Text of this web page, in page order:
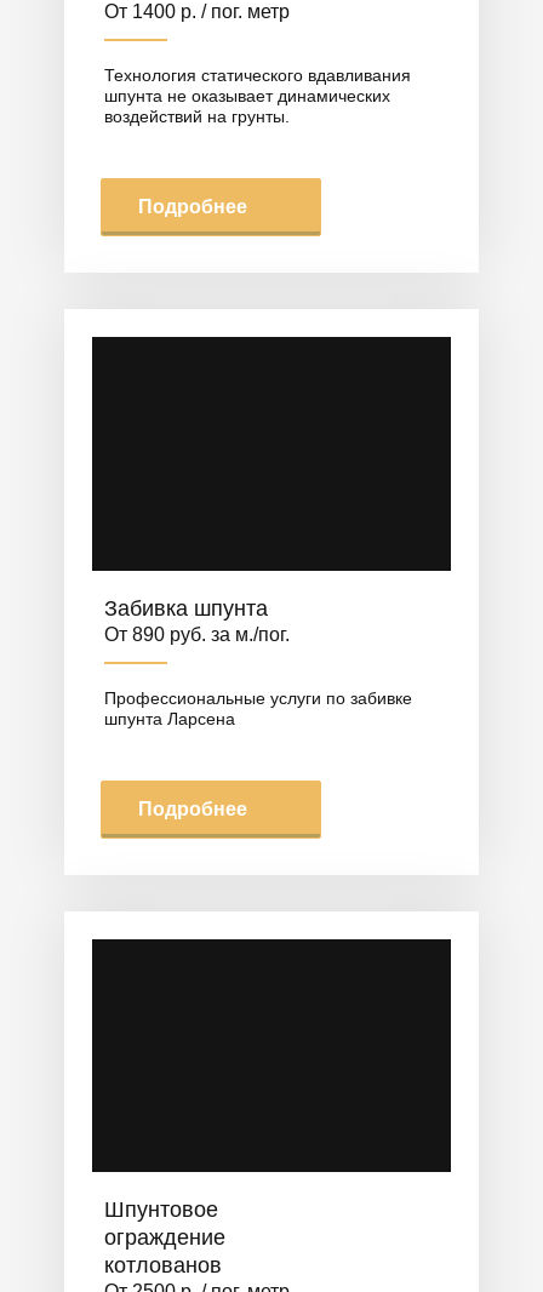
От 1400 р. / пог. метр
Технология статического вдавливания
шпунта не оказывает динамических
воздействий на грунты.
Подробнее
Забивка шпунта
От 890 руб. за м./пог.
Профессиональные услуги по забивке
шпунта Ларсена
Подробнее
Шпунтовое
ограждение
котлованов